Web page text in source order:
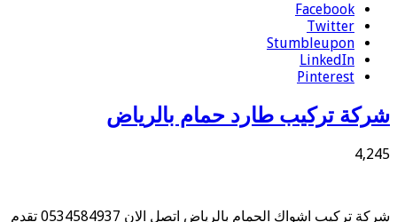
Facebook
Twitter
Stumbleupon
LinkedIn
Pinterest
شركة تركيب طارد حمام بالرياض
4,245
شركة تركيب اشواك الحمام بالرياض اتصل الان 0534584937 تقدم